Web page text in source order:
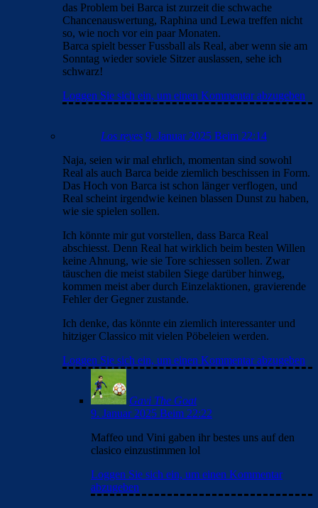
das Problem bei Barca ist zurzeit die schwache
Chancenauswertung, Raphina und Lewa treffen nicht
so, wie noch vor ein paar Monaten.
Barca spielt besser Fussball als Real, aber wenn sie am
Sonntag wieder soviele Sitzer auslassen, sehe ich
schwarz!
Loggen Sie sich ein, um einen Kommentar abzugeben
Los reyes 9. Januar 2025 Beim 22:14
Naja, seien wir mal ehrlich, momentan sind sowohl
Real als auch Barca beide ziemlich beschissen in Form.
Das Hoch von Barca ist schon länger verflogen, und
Real scheint irgendwie keinen blassen Dunst zu haben,
wie sie spielen sollen.
Ich könnte mir gut vorstellen, dass Barca Real
abschiesst. Denn Real hat wirklich beim besten Willen
keine Ahnung, wie sie Tore schiessen sollen. Zwar
täuschen die meist stabilen Siege darüber hinweg,
kommen meist aber durch Einzelaktionen, gravierende
Fehler der Gegner zustande.
Ich denke, das könnte ein ziemlich interessanter und
hitziger Classico mit vielen Pöbeleien werden.
Loggen Sie sich ein, um einen Kommentar abzugeben
Gavi The Goat
9. Januar 2025 Beim 22:22
Maffeo und Vini gaben ihr bestes uns auf den
clasico einzustimmen lol
Loggen Sie sich ein, um einen Kommentar
abzugeben